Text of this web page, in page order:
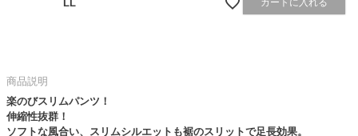
LL カートに入れる
商品説明
楽のびスリムパンツ！
伸縮性抜群！
ソフトな風合い、スリムシルエットも裾のスリットで足長効果。